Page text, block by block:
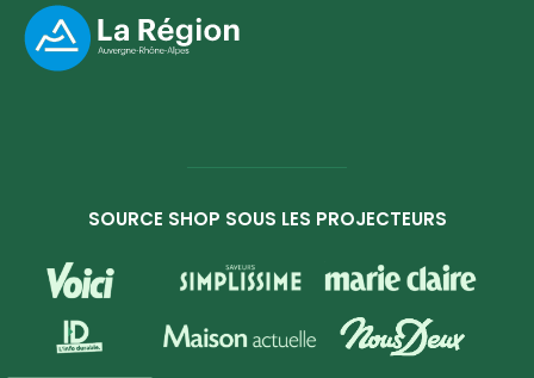
SOURCE SHOP SOUS LES PROJECTEURS